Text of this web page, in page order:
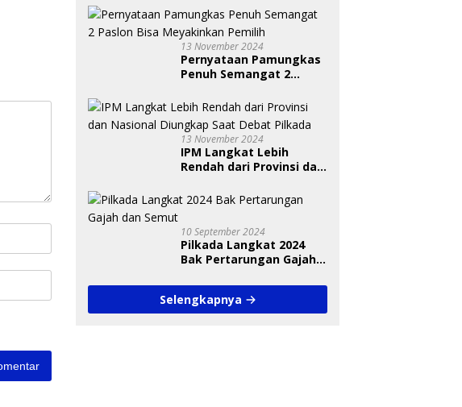
13 November 2024
Pernyataan Pamungkas
Penuh Semangat 2
Pemilih
13 November 2024
IPM Langkat Lebih
Rendah dari Provinsi dan
Debat Pilkada
10 September 2024
Pilkada Langkat 2024
Bak Pertarungan Gajah
Selengkapnya